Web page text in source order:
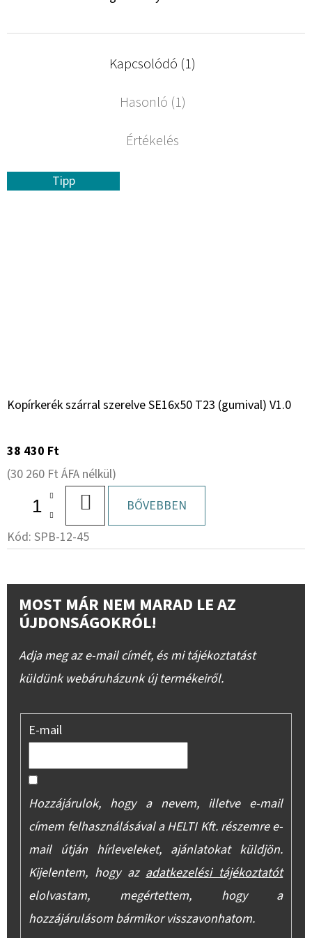
Kapcsolódó (1)
Hasonló (1)
Értékelés
Tipp
Kopírkerék szárral szerelve SE16x50 T23 (gumival) V1.0
38 430 Ft
(30 260 Ft ÁFA nélkül)
KOSÁRBABŐVEBBEN
Kód: SPB-12-45
MOST MÁR NEM MARAD LE AZ
ÚJDONSÁGOKRÓL!
Adja meg az e-mail címét, és mi tájékoztatást
küldünk webáruházunk új termékeiről.
E-mail
Hozzájárulok, hogy a nevem, illetve e-mail
címem felhasználásával a HELTI Kft. részemre e-
mail útján hírleveleket, ajánlatokat küldjön.
Kijelentem, hogy az adatkezelési tájékoztatót
elolvastam, megértettem, hogy a
hozzájárulásom bármikor visszavonhatom.